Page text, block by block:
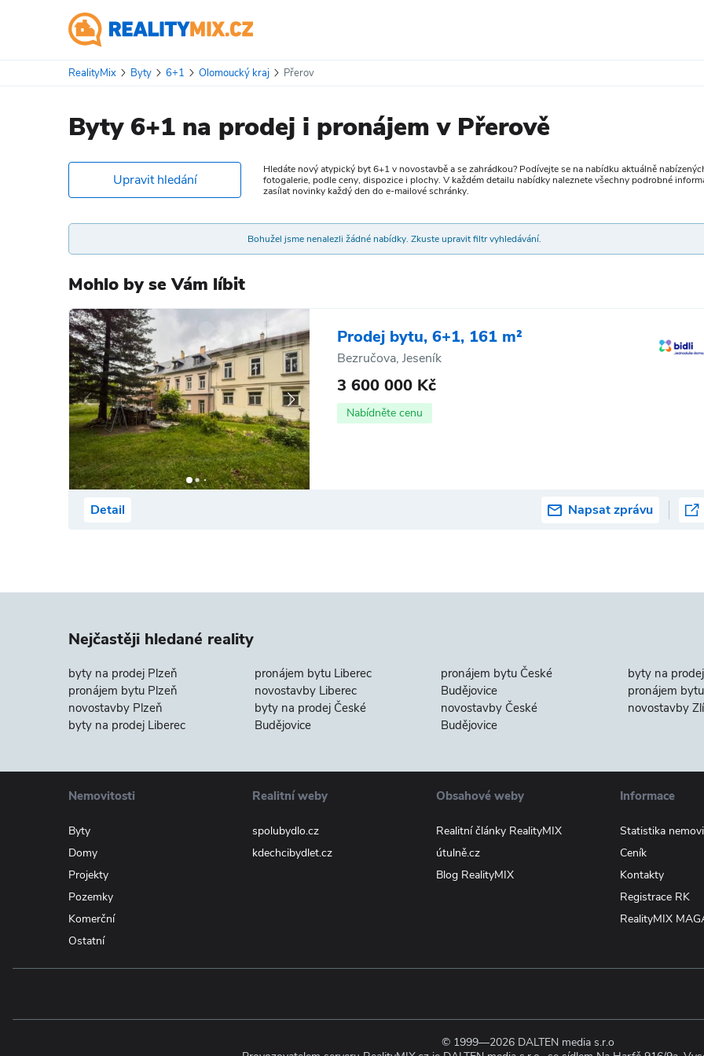
RealityMix Byty 6+1 Olomoucký kraj Přerov
Byty 6+1 na prodej i pronájem v Přerově
Upravit hledání
Hledáte nový atypický byt 6+1 v novostavbě a se zahrádkou? Podívejte se na nabídku aktuálně
fotogalerie, podle ceny, dispozice i plochy. V každém detailu nabídky naleznete všechny podrobné
zasílat novinky každý den do e-mailové schránky.
Bohužel jsme nenalezli žádné nabídky. Zkuste upravit filtr vyhledávání.
Mohlo by se Vám líbit
Prodej bytu, 6+1, 161 m²
Bezručova, Jeseník
3 600 000 Kč
Nabídněte cenu
Detail Napsat zprávu
Nejčastěji hledané reality
byty na prodej Plzeň
pronájem bytu Plzeň
novostavby Plzeň
byty na prodej Liberec
pronájem bytu Liberec
novostavby Liberec
byty na prodej České
Budějovice
pronájem bytu České
Budějovice
novostavby České
Budějovice
byty na
pronájem
novostavby
Nemovitosti
Byty
Domy
Projekty
Pozemky
Komerční
Ostatní
Realitní weby
spolubydlo.cz
kdechcibydlet.cz
Obsahové weby
Realitní články RealityMIX
útulně.cz
Blog RealityMIX
Informace
Statistika
Ceník
Kontakty
Registrace RK
RealityMIX
© 1999—2026 DALTEN media s.r.o